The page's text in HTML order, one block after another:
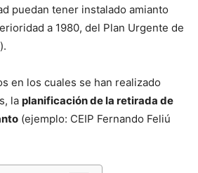
puedan tener instalado amianto
a 1980, del Plan Urgente de
en los cuales se han realizado
la planificación de la retirada de
(ejemplo: CEIP Fernando Feliú